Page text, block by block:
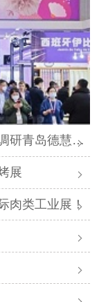
洋生物科技公司
展
肉类工业展！